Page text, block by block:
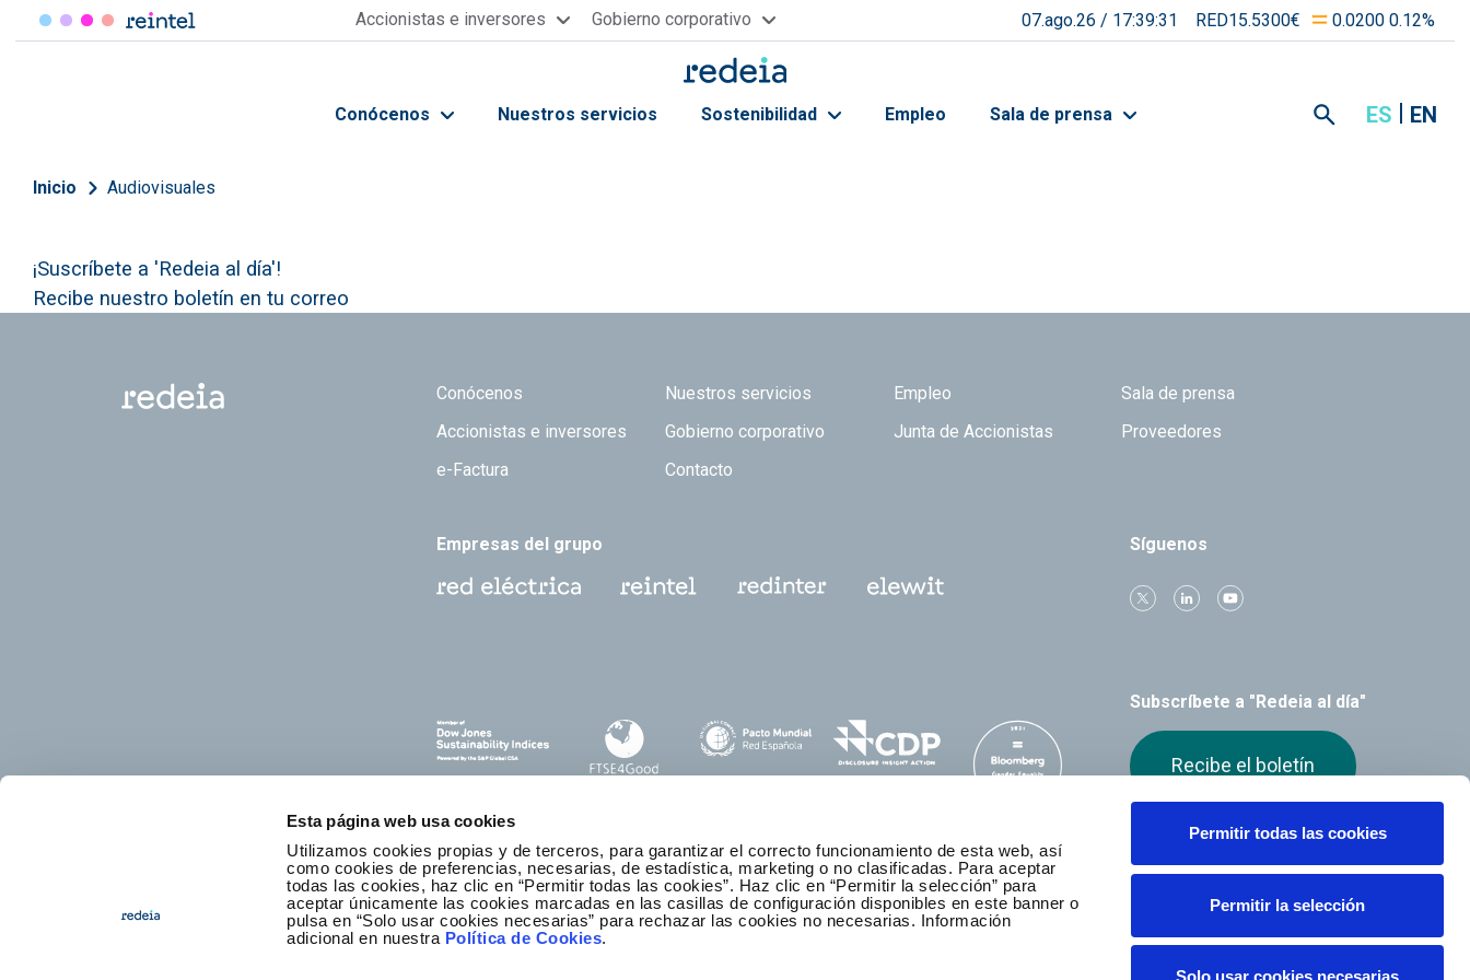
Esta página web usa cookies
Utilizamos cookies propias y de terceros, para garantizar el correcto funcionamiento de esta web, así
como cookies de preferencias, necesarias, de estadística, marketing o no clasificadas. Para aceptar
todas las cookies, haz clic en “Permitir todas las cookies”. Haz clic en “Permitir la selección” para
aceptar únicamente las cookies marcadas en las casillas de configuración disponibles en este banner o
pulsa en “Solo usar cookies necesarias” para rechazar las cookies no necesarias. Información
adicional en nuestra Política de Cookies.
Permitir todas las cookies
Permitir la selección
Solo usar cookies necesarias
Pasar al contenido principal Accionistas e inversores Gobierno corporativo 07.ago.26 / 17:39:31 RED15.5300€ 0.0200 0.12%
Conócenos Nuestros servicios Sostenibilidad Empleo Sala de prensa ES EN
Sobrescribir enlaces de ayuda a la navegación
Inicio Audiovisuales
¡Suscríbete a 'Redeia al día'!
Recibe nuestro boletín en tu correo
Footer TOP
Conócenos Nuestros servicios Empleo
Sala de prensa
Accionistas e inversores
Gobierno corporativo Junta de Accionistas
Proveedores
e-Factura
Contacto
Empresas del grupo Síguenos
Subscríbete a "Redeia al día"
Recibe el boletín
Canal ético y de cumplimiento